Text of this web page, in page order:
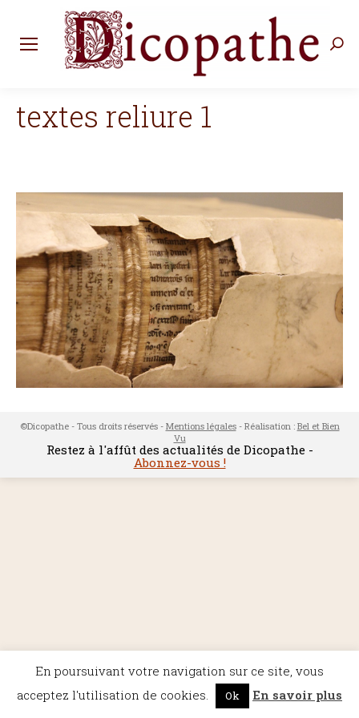
textes reliure 1
©Dicopathe - Tous droits réservés - Mentions légales- Réalisation : Bel et Bien
Vu
Restez à l'affût des actualités de Dicopathe -
Abonnez-vous !
En poursuivant votre navigation sur ce site, vous
acceptez l'utilisation de cookies.
Ok En savoir plus